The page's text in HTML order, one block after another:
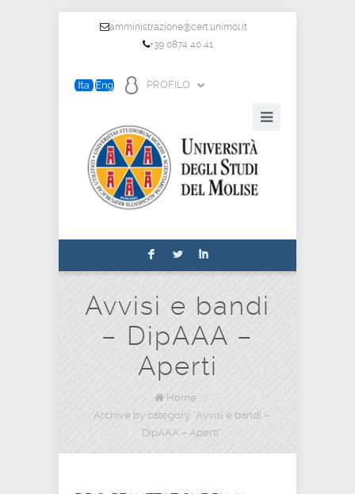
amministrazione@cert.unimol.it
+39 0874 40 41
PROFILO
F L I
Avvisi e bandi
– DipAAA –
Aperti
Home
/
Archive by category "Avvisi e bandi –
DipAAA – Aperti"